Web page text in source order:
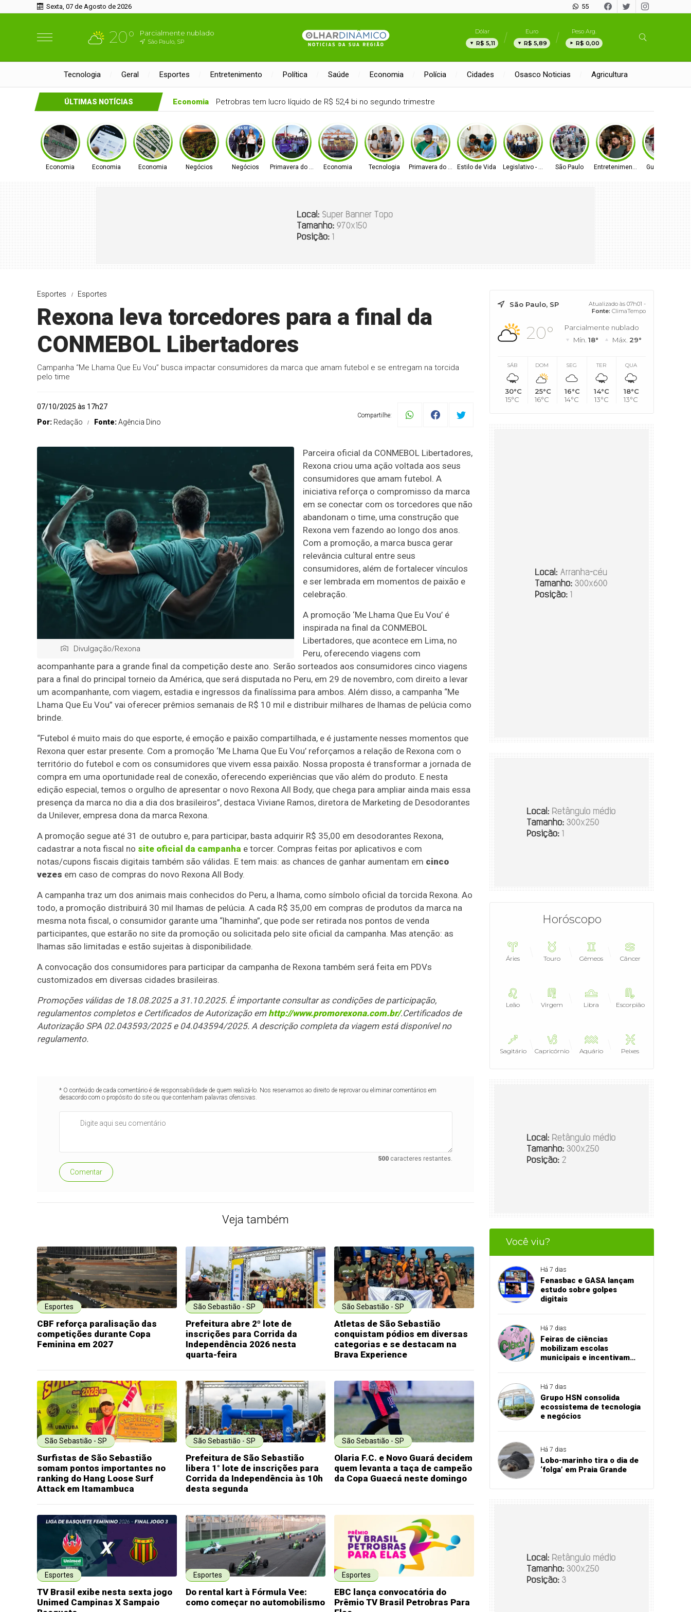
Sexta, 07 de Agosto de 2026 55
20° Parcialmente nublado
São Paulo, SP
Dólar
R$ 5,11
Euro
R$ 5,89
Peso Arg.
R$ 0,00
Tecnologia Geral Esportes Entretenimento Política Saúde Economia Polícia Cidades Osasco Noticias Agricultura
ÚLTIMAS NOTÍCIAS
Economia Pix amplia participação nos pagamentos em bares e restaurantes
Economia Economia Economia Negócios Negócios Primavera do LesteEconomia Tecnologia Primavera do LesteEstilo de Vida Legislativo - MS São Paulo Entretenimento Gurupi - TO
Esportes Esportes
Rexona leva torcedores para a final da
CONMEBOL Libertadores
Campanha “Me Lhama Que Eu Vou” busca impactar consumidores da marca que amam futebol e se entregam na torcida
pelo time
07/10/2025 às 17h27
Por: Redação Fonte:Agência Dino
Compartilhe:
Divulgação/Rexona
Parceira oficial da CONMEBOL Libertadores,
Rexona criou uma ação voltada aos seus
consumidores que amam futebol. A
iniciativa reforça o compromisso da marca
em se conectar com os torcedores que não
abandonam o time, uma construção que
Rexona vem fazendo ao longo dos anos.
Com a promoção, a marca busca gerar
relevância cultural entre seus
consumidores, além de fortalecer vínculos
e ser lembrada em momentos de paixão e
celebração.
A promoção ‘Me Lhama Que Eu Vou’ é
inspirada na final da CONMEBOL
Libertadores, que acontece em Lima, no
Peru, oferecendo viagens com
acompanhante para a grande final da competição deste ano. Serão sorteados aos consumidores cinco viagens
para a final do principal torneio da América, que será disputada no Peru, em 29 de novembro, com direito a levar
um acompanhante, com viagem, estadia e ingressos da finalíssima para ambos. Além disso, a campanha “Me
Lhama Que Eu Vou” vai oferecer prêmios semanais de R$ 10 mil e distribuir milhares de lhamas de pelúcia como
brinde.
“Futebol é muito mais do que esporte, é emoção e paixão compartilhada, e é justamente nesses momentos que
Rexona quer estar presente. Com a promoção ‘Me Lhama Que Eu Vou’ reforçamos a relação de Rexona com o
território do futebol e com os consumidores que vivem essa paixão. Nossa proposta é transformar a jornada de
compra em uma oportunidade real de conexão, oferecendo experiências que vão além do produto. E nesta
edição especial, temos o orgulho de apresentar o novo Rexona All Body, que chega para ampliar ainda mais essa
presença da marca no dia a dia dos brasileiros”, destaca Viviane Ramos, diretora de Marketing de Desodorantes
da Unilever, empresa dona da marca Rexona.
A promoção segue até 31 de outubro e, para participar, basta adquirir R$ 35,00 em desodorantes Rexona,
cadastrar a nota fiscal no site oficial da campanha e torcer. Compras feitas por aplicativos e com
notas/cupons fiscais digitais também são válidas. E tem mais: as chances de ganhar aumentam em cinco
vezes em caso de compras do novo Rexona All Body.
A campanha traz um dos animais mais conhecidos do Peru, a lhama, como símbolo oficial da torcida Rexona. Ao
todo, a promoção distribuirá 30 mil lhamas de pelúcia. A cada R$ 35,00 em compras de produtos da marca na
mesma nota fiscal, o consumidor garante uma “lhaminha”, que pode ser retirada nos pontos de venda
participantes, que estarão no site da promoção ou solicitada pelo site oficial da campanha. Mas atenção: as
lhamas são limitadas e estão sujeitas à disponibilidade.
A convocação dos consumidores para participar da campanha de Rexona também será feita em PDVs
customizados em diversas cidades brasileiras.
Promoções válidas de 18.08.2025 a 31.10.2025. É importante consultar as condições de participação,
regulamentos completos e Certificados de Autorização emhttp://www.promorexona.com.br/.Certificados de
Autorização SPA 02.043593/2025 e 04.043594/2025. A descrição completa da viagem está disponível no
regulamento.
* O conteúdo de cada comentário é de responsabilidade de quem realizá-lo. Nos reservamos ao direito de reprovar ou eliminar comentários em
desacordo com o propósito do site ou que contenham palavras ofensivas.
500caracteres restantes.
Comentar
Veja também
Esportes
CBF reforça paralisação das
competições durante Copa
Feminina em 2027
São Sebastião - SP
Prefeitura abre 2º lote de
inscrições para Corrida da
Independência 2026 nesta
quarta-feira
São Sebastião - SP
Atletas de São Sebastião
conquistam pódios em diversas
categorias e se destacam na
Brava Experience
São Sebastião - SP
Surfistas de São Sebastião
somam pontos importantes no
ranking do Hang Loose Surf
Attack em Itamambuca
São Sebastião - SP
Prefeitura de São Sebastião
libera 1° lote de inscrições para
Corrida da Independência às 10h
desta segunda
São Sebastião - SP
Olaria F.C. e Novo Guará decidem
quem levanta a taça de campeão
da Copa Guaecá neste domingo
Esportes
TV Brasil exibe nesta sexta jogo
Unimed Campinas X Sampaio
Esportes
Do rental kart à Fórmula Vee:
como começar no automobilismo
Esportes
EBC lança convocatória do
Prêmio TV Brasil Petrobras Para
São Paulo, SP
Atualizado às 07h01 -
Fonte: ClimaTempo
20°
Parcialmente nublado
Mín. 18° Máx. 29°
SÁB
30°C
15°C
DOM
25°C
16°C
SEG
16°C
14°C
TER
14°C
13°C
QUA
18°C
13°C
Horóscopo
Áries Touro Gêmeos Câncer
Leão Virgem Libra Escorpião
Sagitário Capricórnio Aquário Peixes
Você viu?
Há 7 dias
Fenasbac e GASA lançam
estudo sobre golpes
digitais
Há 7 dias
Feiras de ciências
mobilizam escolas
municipais e incentivam
Há 7 dias
Grupo HSN consolida
ecossistema de tecnologia
e negócios
Há 7 dias
Lobo-marinho tira o dia de
‘folga’ em Praia Grande